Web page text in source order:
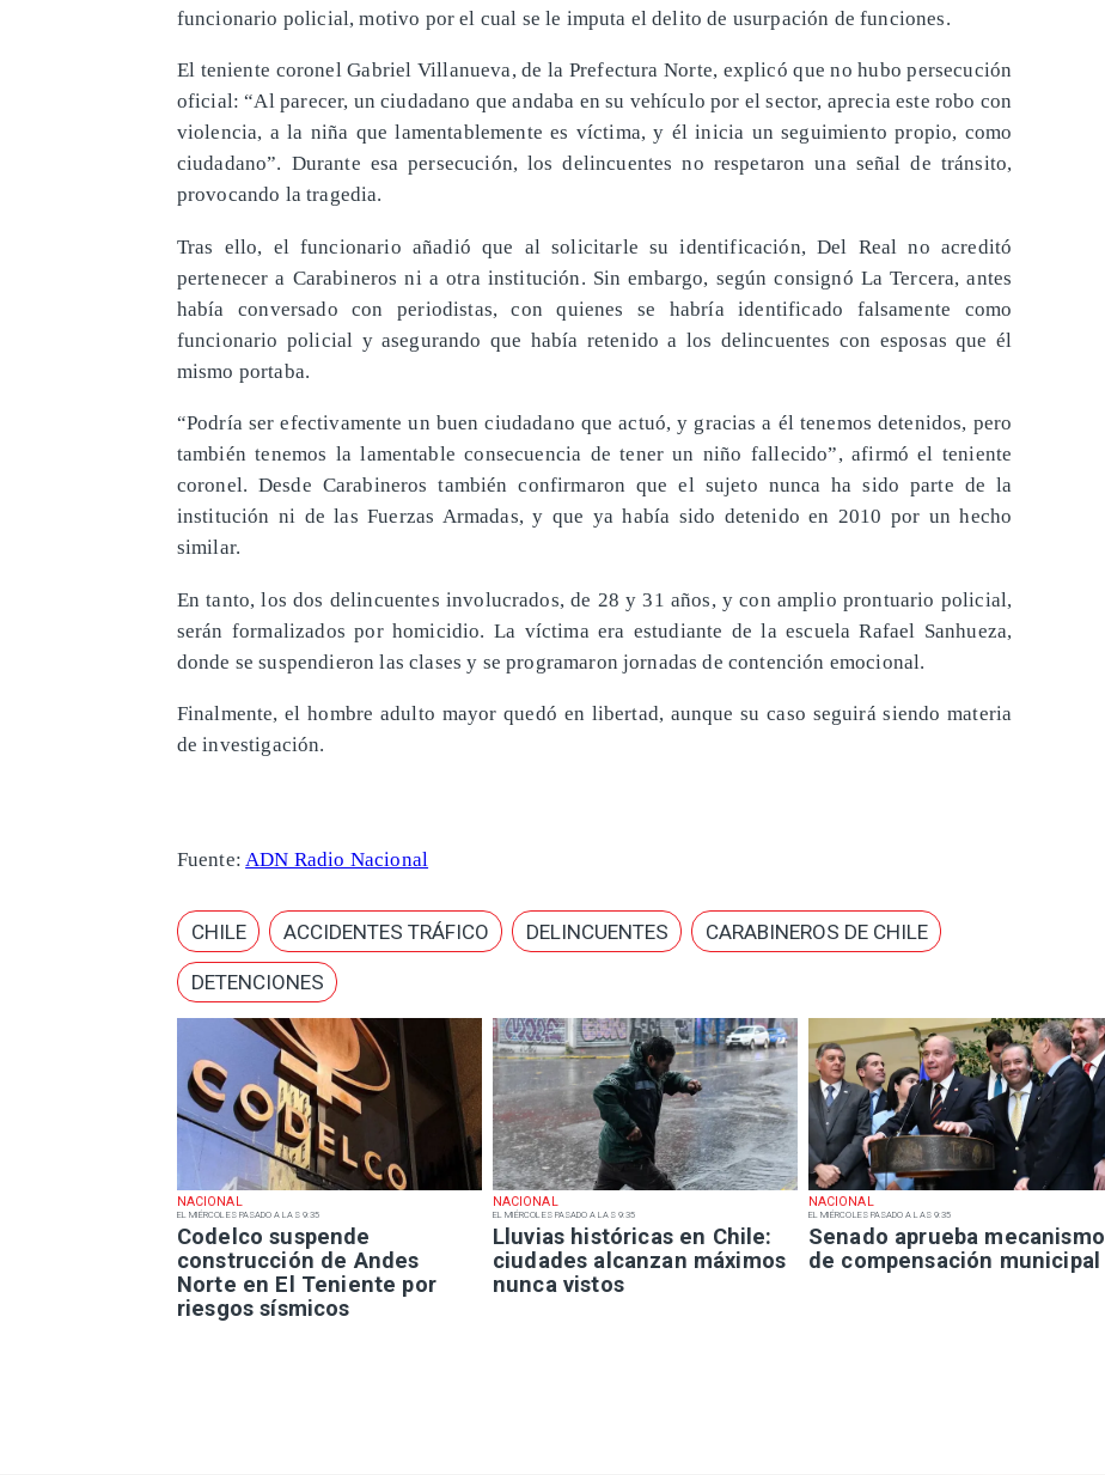
NACIONAL
EL MIÉRCOLES PASADO A LAS 9:35
Codelco suspende
construcción de Andes
Norte en El Teniente por
riesgos sísmicos
NACIONAL
EL MIÉRCOLES PASADO A LAS 9:35
Lluvias históricas en Chile:
ciudades alcanzan máximos
nunca vistos
NACIONAL
EL MIÉRCOLES PASADO A LAS 9:35
Senado aprueba mecanismo
de compensación municipal
funcionario policial, motivo por el cual se le imputa el delito de usurpación de funciones.
El teniente coronel Gabriel Villanueva, de la Prefectura Norte, explicó que no hubo persecución
oficial: “Al parecer, un ciudadano que andaba en su vehículo por el sector, aprecia este robo con
violencia, a la niña que lamentablemente es víctima, y él inicia un seguimiento propio, como
ciudadano”. Durante esa persecución, los delincuentes no respetaron una señal de tránsito,
provocando la tragedia.
Tras ello, el funcionario añadió que al solicitarle su identificación, Del Real no acreditó
pertenecer a Carabineros ni a otra institución. Sin embargo, según consignó La Tercera, antes
había conversado con periodistas, con quienes se habría identificado falsamente como
funcionario policial y asegurando que había retenido a los delincuentes con esposas que él
mismo portaba.
“Podría ser efectivamente un buen ciudadano que actuó, y gracias a él tenemos detenidos, pero
también tenemos la lamentable consecuencia de tener un niño fallecido”, afirmó el teniente
coronel. Desde Carabineros también confirmaron que el sujeto nunca ha sido parte de la
institución ni de las Fuerzas Armadas, y que ya había sido detenido en 2010 por un hecho
similar.
En tanto, los dos delincuentes involucrados, de 28 y 31 años, y con amplio prontuario policial,
serán formalizados por homicidio. La víctima era estudiante de la escuela Rafael Sanhueza,
donde se suspendieron las clases y se programaron jornadas de contención emocional.
Finalmente, el hombre adulto mayor quedó en libertad, aunque su caso seguirá siendo materia
de investigación.
Fuente: ADN Radio Nacional
CHILE ACCIDENTES TRÁFICO DELINCUENTES CARABINEROS DE CHILE
DETENCIONES